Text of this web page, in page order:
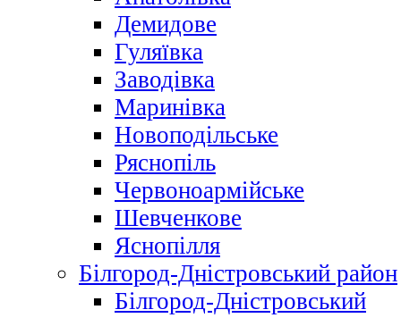
Демидове
Гуляївка
Заводівка
Маринівка
Новоподільське
Ряснопіль
Червоноармійське
Шевченкове
Яснопілля
Білгород-Дністровський район
Білгород-Дністровський